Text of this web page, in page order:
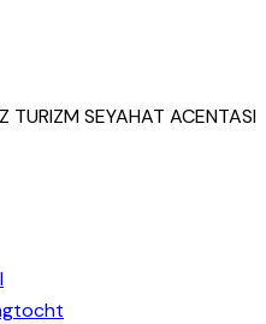
TURIZM SEYAHAT ACENTASI